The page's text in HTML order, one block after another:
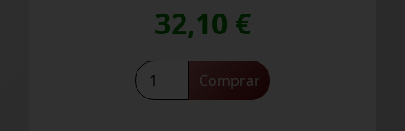
32,10 €
Astobiza
Malkoa
Comprar